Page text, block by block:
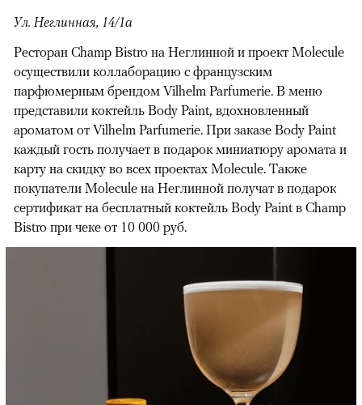
Ул. Неглинная, 14/1а
Ресторан Champ Bistro на Неглинной и проект Molecule
осуществили коллаборацию с французским
парфюмерным брендом Vilhelm Parfumerie. В меню
представили коктейль Body Paint, вдохновленный
ароматом от Vilhelm Parfumerie. При заказе Body Paint
каждый гость получает в подарок миниатюру аромата и
карту на скидку во всех проектах Molecule. Также
покупатели Molecule на Неглинной получат в подарок
сертификат на бесплатный коктейль Body Paint в Champ
Bistro при чеке от 10 000 руб.